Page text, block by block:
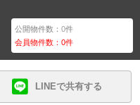
公開物件数：0件
会員物件数：0件
LINEで共有する